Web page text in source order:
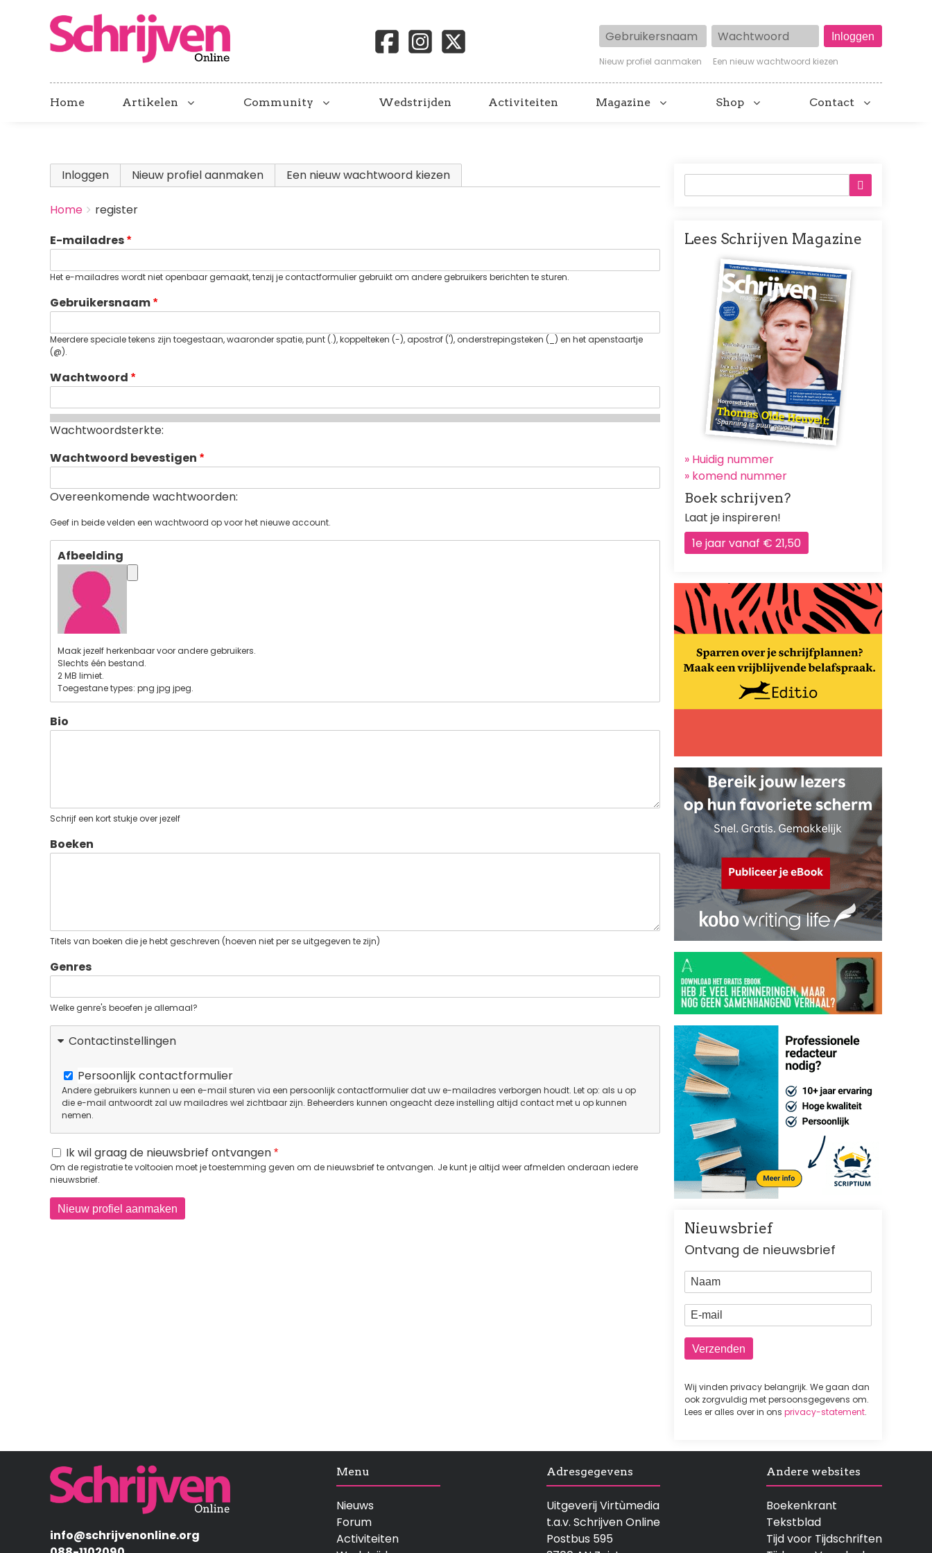
Gebruikersnaam Wachtwoord
Nieuw profiel aanmaken Een nieuw wachtwoord kiezen
Home Artikelen Community Wedstrijden Activiteiten Magazine Shop Contact
Primary
tabs
Inloggen Nieuw profiel aanmaken (actieve tabblad)
Een nieuw wachtwoord kiezen
BREADCRUMBS
You
here:
Home
register
E-mailadres
Het e-mailadres wordt niet openbaar gemaakt, tenzij je contactformulier gebruikt om andere gebruikers berichten te sturen.
Gebruikersnaam
Meerdere speciale tekens zijn toegestaan, waaronder spatie, punt (.), koppelteken (-), apostrof ('), onderstrepingsteken (_) en het apenstaartje
(@).
Wachtwoord
Wachtwoordsterkte:
Wachtwoord bevestigen
Overeenkomende wachtwoorden:
Geef in beide velden een wachtwoord op voor het nieuwe account.
Afbeelding
Maak jezelf herkenbaar voor andere gebruikers.
Slechts één bestand.
2 MB limiet.
Toegestane types: png jpg jpeg.
Bio
Schrijf een kort stukje over jezelf
Boeken
Titels van boeken die je hebt geschreven (hoeven niet per se uitgegeven te zijn)
Genres
Welke genre's beoefen je allemaal?
Contactinstellingen
Persoonlijk contactformulier
Andere gebruikers kunnen u een e-mail sturen via een persoonlijk contactformulier dat uw e-mailadres verborgen houdt. Let op: als u op
die e-mail antwoordt zal uw mailadres wel zichtbaar zijn. Beheerders kunnen ongeacht deze instelling altijd contact met u op kunnen
nemen.
Ik wil graag de nieuwsbrief ontvangen
Om de registratie te voltooien moet je toestemming geven om de nieuwsbrief te ontvangen. Je kunt je altijd weer afmelden onderaan iedere
nieuwsbrief.
Lees Schrijven Magazine
Afbeelding
» Huidig nummer
» komend nummer
Boek schrijven?
Laat je inspireren!
1e jaar vanaf € 21,50
Nieuwsbrief
Ontvang de nieuwsbrief
Naam
E-mail
Wij vinden privacy belangrijk. We gaan dan
ook zorgvuldig met persoonsgegevens om.
Lees er alles over in ons privacy-statement.
Afbeelding
info@schrijvenonline.org
Menu
Nieuws
Forum
Activiteiten
Adresgegevens
Uitgeverij Virtùmedia
t.a.v. Schrijven Online
Postbus 595
Andere websites
Boekenkrant
Tekstblad
Tijd voor Tijdschriften